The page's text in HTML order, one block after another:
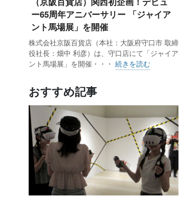
ー65周年アニバーサリー 「ジャイア
ント馬場展」を開催
株式会社京阪百貨店（本社：大阪府守口市 取締
役社長：畑中 利彦）は、守口店にて「ジャイア
ント馬場展」を開催・・・ 続きを読む
おすすめ記事